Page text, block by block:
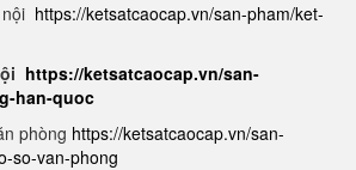
https://ketsatcaocap.vn/san-pham/ket-
https://ketsatcaocap.vn/san-
han-quoc
phòng https://ketsatcaocap.vn/san-
so-van-phong